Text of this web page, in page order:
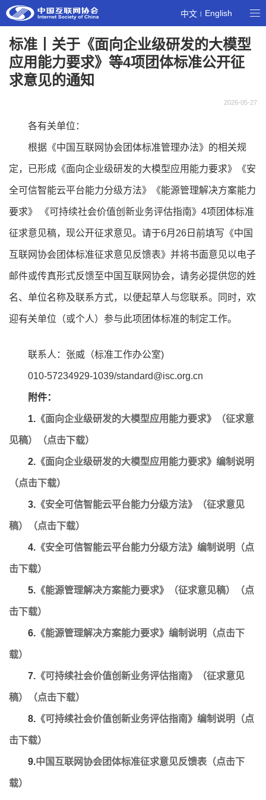
中文 | English
标准丨关于《面向企业级研发的大模型
应用能力要求》等4项团体标准公开征
求意见的通知
2026-05-27
各有关单位：
根据《中国互联网协会团体标准管理办法》的相关规
定，已形成《面向企业级研发的大模型应用能力要求》《安
全可信智能云平台能力分级方法》《能源管理解决方案能力
要求》 《可持续社会价值创新业务评估指南》4项团体标准
征求意见稿，现公开征求意见。请于6月26日前填写《中国
互联网协会团体标准征求意见反馈表》并将书面意见以电子
邮件或传真形式反馈至中国互联网协会，请务必提供您的姓
名、单位名称及联系方式，以便起草人与您联系。同时，欢
迎有关单位（或个人）参与此项团体标准的制定工作。
联系人：张威（标准工作办公室)
010-57234929-1039/standard@isc.org.cn
附件：
1. 《面向企业级研发的大模型应用能力要求》（征求意
见稿）（点击下载）
2. 《面向企业级研发的大模型应用能力要求》编制说明
（点击下载）
3. 《安全可信智能云平台能力分级方法》（征求意见
稿）（点击下载）
4. 《安全可信智能云平台能力分级方法》编制说明（点
击下载）
5. 《能源管理解决方案能力要求》（征求意见稿）（点
击下载）
6. 《能源管理解决方案能力要求》编制说明（点击下
载）
7. 《可持续社会价值创新业务评估指南》（征求意见
稿）（点击下载）
8. 《可持续社会价值创新业务评估指南》编制说明（点
击下载）
9.中国互联网协会团体标准征求意见反馈表（点击下
载）